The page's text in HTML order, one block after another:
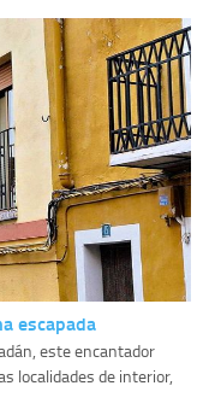
escapada
este encantador
localidades de interior,